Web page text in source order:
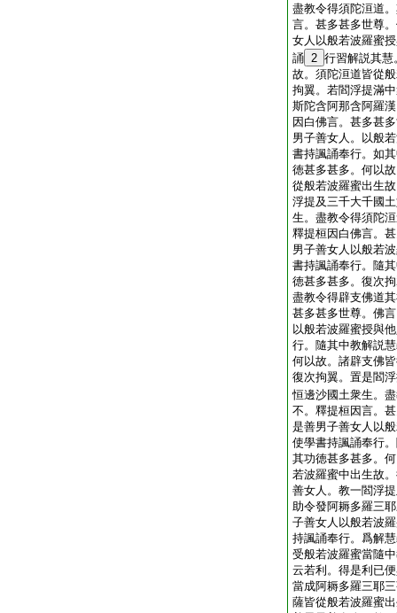
盡教令得須陀洹道
言。甚多甚多世尊
女人以般若波羅蜜
誦 2 行習解説其慧
故。須陀洹道皆從
拘翼。若閻浮提滿
斯陀含阿那含阿羅
因白佛言。甚多甚
男子善女人。以般
書持諷誦奉行。如
徳甚多甚多。何以
從般若波羅蜜出生
浮提及三千大千國
生。盡教令得須陀
釋提桓因白佛言。
男子善女人以般若
書持諷誦奉行。隨
徳甚多甚多。復次
盡教令得辟支佛道
甚多甚多世尊。佛
以般若波羅蜜授與
行。隨其中教解説
何以故。諸辟支佛
復次拘翼。置是閻
恒邊沙國土衆生。
不。釋提桓因言。
是善男子善女人以
使學書持諷誦奉行
其功徳甚多甚多。
若波羅蜜中出生故
善女人。教一閻浮
助令發阿耨多羅三
子善女人以般若波
持諷誦奉行。爲解
受般若波羅蜜當隨
云若利。得是利已
當成阿耨多羅三耶
薩皆從般若波羅蜜